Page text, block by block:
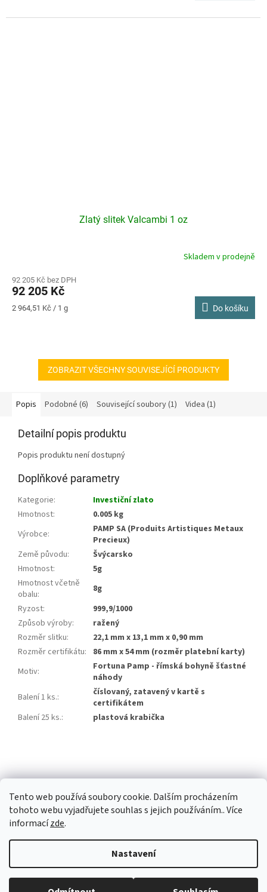
Tento web používá soubory cookie. Dalším procházením
tohoto webu vyjadřujete souhlas s jejich používáním.. Více
informacízde.
Nastavení
Běžná otevírací doba: Pondělí: 8:30 - 16:00 Úterý: 9:00 -17:00 Středa: 8:30
hvězdiček.
Zlatý slitek Valcambi 1 oz
Skladem v prodejně
92 205 Kč bez DPH
92 205 Kč
Měrná
2 964,51 Kč / 1 g Do košíku
ZOBRAZIT VŠECHNY SOUVISEJÍCÍ PRODUKTY
Popis Podobné (6) Související soubory (1) Videa (1)
Detailní popis produktu
Popis produktu není dostupný
Doplňkové parametry
Kategorie:
Investiční zlato
Hmotnost:
0.005 kg
Výrobce:
PAMP SA (Produits Artistiques Metaux
Precieux)
Země původu:
Švýcarsko
Hmotnost:
5g
Hmotnost včetně
obalu:
8g
Ryzost:
999,9/1000
Způsob výroby:
ražený
Rozměr slitku:
22,1 mm x 13,1 mm x 0,90 mm
Rozměr certifikátu:
86 mm x 54 mm (rozměr platební karty)
Motiv:
Fortuna Pamp - římská bohyně šťastné
náhody
Balení 1 ks.:
číslovaný, zatavený v kartě s
certifikátem
Balení 25 ks.: plastová krabička
p
Copyright 2026Investiční zlato Praha. Všechna práva vyhrazena.